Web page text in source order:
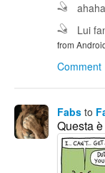
Lui
from
Comment
Fabs to
Questa